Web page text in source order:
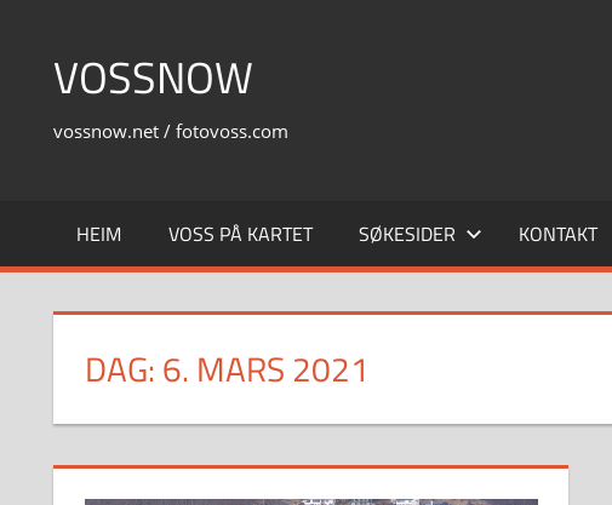
contentVOSSNOW
vossnow.net / fotovoss.com
HEIM VOSS PÅ KARTET SØKESIDER KONTAKT
DAG:6. MARS 2021